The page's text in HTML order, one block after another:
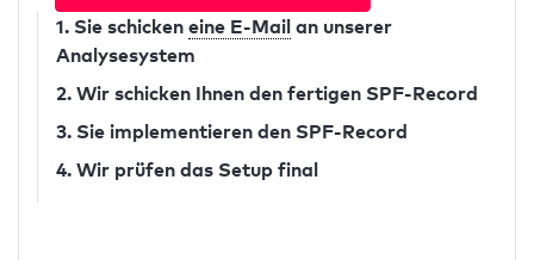
1. Sie schicken eine E-Mail an unserer
Analysesystem
2. Wir schicken Ihnen den fertigen SPF-Record
3. Sie implementieren den SPF-Record
4. Wir prüfen das Setup final